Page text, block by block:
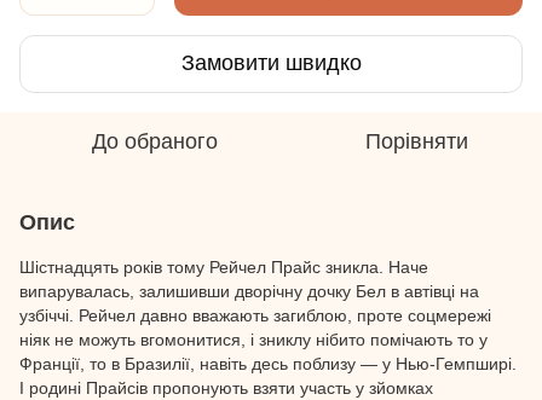
Замовити швидко
До обраного Порівняти
Опис
Шістнадцять років тому Рейчел Прайс зникла. Наче
випарувалась, залишивши дворічну дочку Бел в автівці на
узбіччі. Рейчел давно вважають загиблою, проте соцмережі
ніяк не можуть вгомонитися, і зниклу нібито помічають то у
Франції, то в Бразилії, навіть десь поблизу — у Нью-Гемпширі.
І родині Прайсів пропонують взяти участь у зйомках